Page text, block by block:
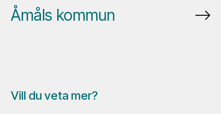
Åmåls kommun
Vill du veta mer?